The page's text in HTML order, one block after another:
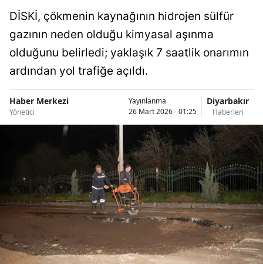
DİSKİ, çökmenin kaynağının hidrojen sülfür
gazının neden olduğu kimyasal aşınma
olduğunu belirledi; yaklaşık 7 saatlik onarımın
ardından yol trafiğe açıldı.
Haber Merkezi
Yönetici
Yayınlanma
26 Mart 2026 - 01:25
Diyarbakır
Haberleri